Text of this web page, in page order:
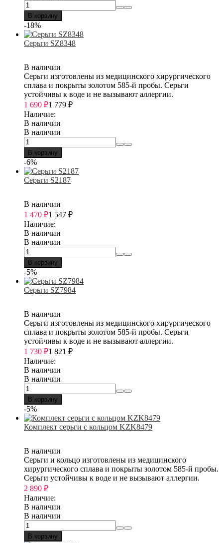
В корзину
-18%
Серьги SZ8348
В наличии
Серьги изготовлены из медицинского хирургического
сплава и покрыты золотом 585-й пробы. Серьги
устойчивы к воде и не вызывают аллергии.
1 690 ₽1 779 ₽
Наличие:
В наличии
В наличии
В корзину
-6%
Серьги S2187
В наличии
1 470 ₽1 547 ₽
Наличие:
В наличии
В наличии
В корзину
-5%
Серьги SZ7984
В наличии
Серьги изготовлены из медицинского хирургического
сплава и покрыты золотом 585-й пробы. Серьги
устойчивы к воде и не вызывают аллергии.
1 730 ₽1 821 ₽
Наличие:
В наличии
В наличии
В корзину
-5%
Комплект серьги с кольцом KZK8479
В наличии
Серьги и кольцо изготовлены из медицинского
хирургического сплава и покрыты золотом 585-й пробы.
Серьги устойчивы к воде и не вызывают аллергии.
2 890 ₽
Наличие:
В наличии
В наличии
В корзину